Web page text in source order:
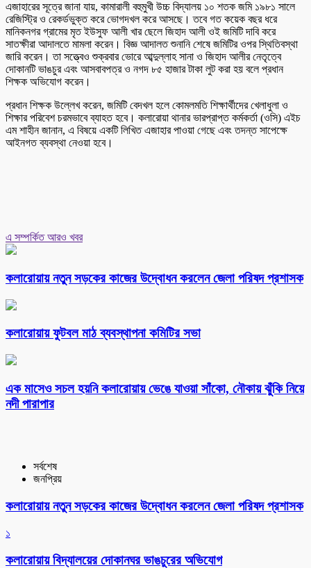
এজাহারের সূত্রে জানা যায়, কামারালী বহুমুখী উচ্চ বিদ্যালয় ১০ শতক জমি ১৯৮১ সালে
রেজিস্ট্রি ও রেকর্ডভুক্ত করে ভোগদখল করে আসছে। তবে গত কয়েক বছর ধরে
মানিকনগর গ্রামের মৃত ইউসুফ আলী খার ছেলে জিহাদ আলী ওই জমিটি দাবি করে
সাতক্ষীরা আদালতে মামলা করেন। বিজ্ঞ আদালত শুনানি শেষে জমিটির ওপর স্থিতিবস্থা
জারি করেন। তা সত্ত্বেও শুক্রবার ভোরে আব্দুল্লাহ সানা ও জিহাদ আলীর নেতৃত্বে
দোকানটি ভাঙচুর এবং আসবাবপত্র ও নগদ ৮৫ হাজার টাকা লুট করা হয় বলে প্রধান
শিক্ষক অভিযোগ করেন।
প্রধান শিক্ষক উল্লেখ করেন, জমিটি বেদখল হলে কোমলমতি শিক্ষার্থীদের খেলাধুলা ও
শিক্ষার পরিবেশ চরমভাবে ব্যাহত হবে। কলারোয়া থানার ভারপ্রাপ্ত কর্মকর্তা (ওসি) এইচ
এম শাহীন জানান, এ বিষয়ে একটি লিখিত এজাহার পাওয়া গেছে এবং তদন্ত সাপেক্ষে
আইনগত ব্যবস্থা নেওয়া হবে।
এ সম্পর্কিত আরও খবর
কলারোয়ায় নতুন সড়কের কাজের উদ্বোধন করলেন জেলা পরিষদ প্রশাসক
কলারোয়ায় ফুটবল মাঠ ব্যবস্থাপনা কমিটির সভা
এক মাসেও সচল হয়নি কলারোয়ায় ভেঙে যাওয়া সাঁকো, নৌকায় ঝুঁকি নিয়ে
নদী পারাপার
সর্বশেষ
জনপ্রিয়
কলারোয়ায় নতুন সড়কের কাজের উদ্বোধন করলেন জেলা পরিষদ প্রশাসক
১
কলারোয়ায় বিদ্যালয়ের দোকানঘর ভাঙচুরের অভিযোগ